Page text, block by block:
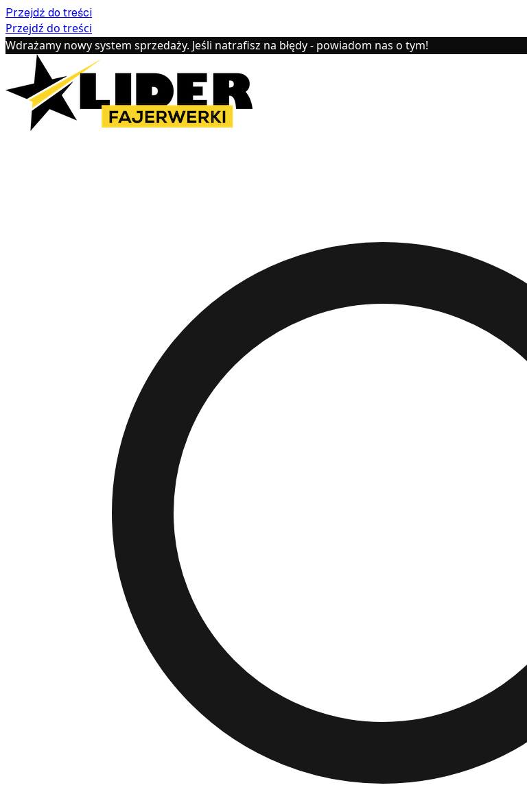
Przejdź do treści
Przejdź do treści
Wdrażamy nowy system sprzedaży. Jeśli natrafisz na błędy - powiadom nas o tym!